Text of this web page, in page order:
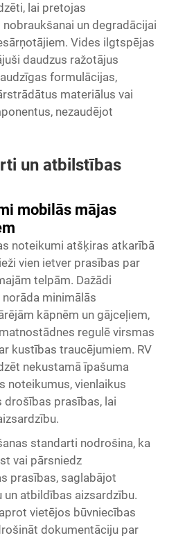
lai pretojas
un degradācijai
Vides ilgtspējas
daudzus ražotājus
formulācijas,
materiālus vai
nezaudējot
un atbilstības
mobilās mājas
noteikumi atšķiras atkarībā
vien ietver prasības par
telpām. Dažādi
minimālās
kāpnēm un gājceļiem,
regulē virsmas
kustības traucējumiem. RV
nekustamā īpašuma
noteikumus, vienlaikus
prasības, lai
standarti nodrošina, ka
vai pārsniedz
prasības, saglabājot
atbildības aizsardzību.
vietējos būvniecības
dokumentāciju par